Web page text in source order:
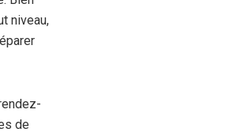
niveau,
de